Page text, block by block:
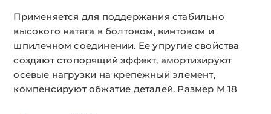
Применяется для поддержания стабильно
высокого натяга в болтовом, винтовом и
шпилечном соединении. Ее упругие свойства
создают стопорящий эффект, амортизируют
осевые нагрузки на крепежный элемент,
компенсируют обжатие деталей. Размер М 18